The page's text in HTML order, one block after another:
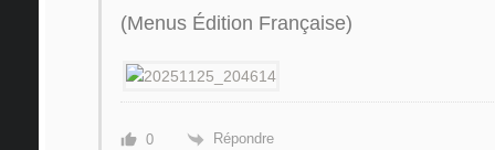
(Menus Édition Française)
0 Répondre